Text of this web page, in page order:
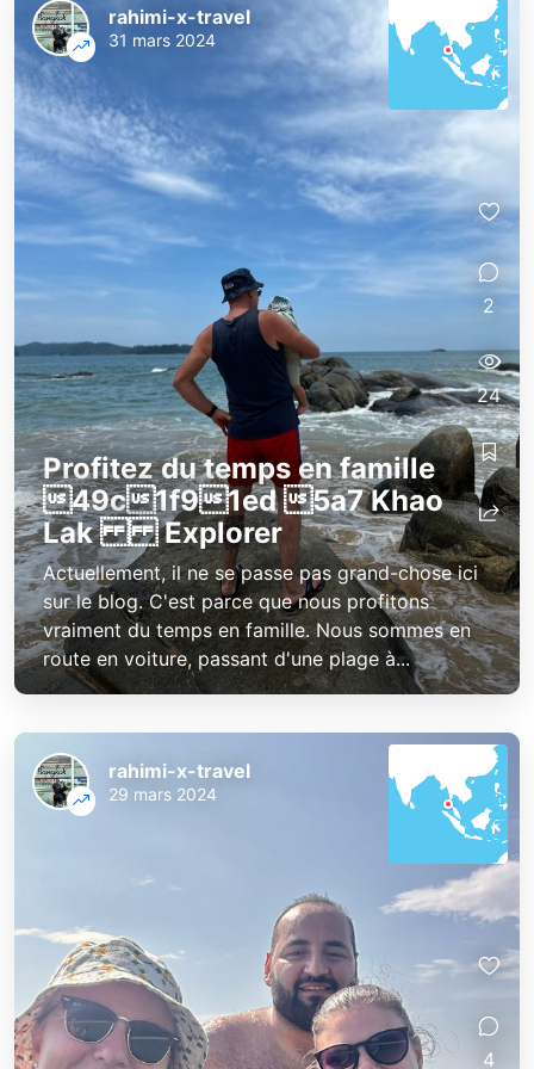
Profitez du temps en famille
49c1f91ed 5a7 Khao
Lak Explorer
Actuellement, il ne se passe pas grand-chose ici
sur le blog. C'est parce que nous profitons
vraiment du temps en famille. Nous sommes en
route en voiture, passant d'une plage à...
rahimi-x-travel
31 mars 2024
2
24
rahimi-x-travel
29 mars 2024
4